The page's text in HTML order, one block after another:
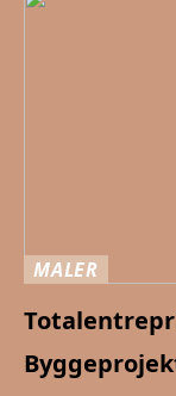
MALER